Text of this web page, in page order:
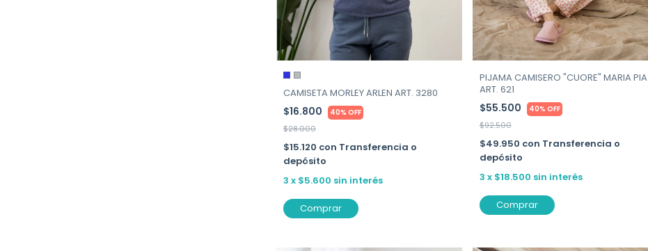
CAMISETA MORLEY ARLEN ART. 3280
$16.800 40% OFF
$28.000
$15.120 con Transferencia o
depósito
3 x $5.600 sin interés
Comprar
PIJAMA CAMISERO "CUORE" MARIA PIA
ART. 621
$55.500 40% OFF
$92.500
$49.950 con Transferencia o
depósito
3 x $18.500 sin interés
Comprar